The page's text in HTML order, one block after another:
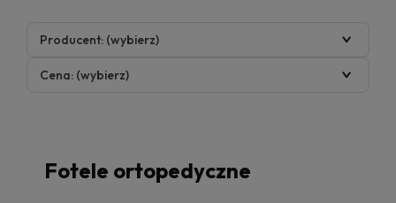
Producent: (wybierz)
Cena: (wybierz)
Fotele ortopedyczne